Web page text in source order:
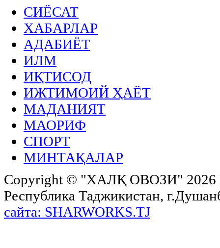
СИЁСАТ
ХАБАРЛАР
АДАБИЁТ
ИЛМ
ИҚТИСОД
ИЖТИМОИЙ ҲАЁТ
МАДАНИЯТ
МАОРИФ
СПОРТ
МИНТАҚАЛАР
Copyright © "ХАЛҚ ОВОЗИ"
Республика Таджикистан,
сайта: SHARWORKS.TJ